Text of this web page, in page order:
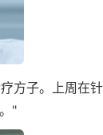
方子。上周在
"